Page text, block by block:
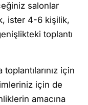
salonlar
ister 4-6 kişilik,
toplantı
için
için de
amacına